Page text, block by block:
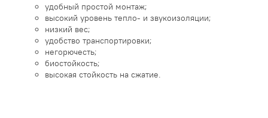
удобный простой монтаж;
высокий уровень тепло- и звукоизоляции;
низкий вес;
удобство транспортировки;
негорючесть;
биостойкость;
высокая стойкость на сжатие.